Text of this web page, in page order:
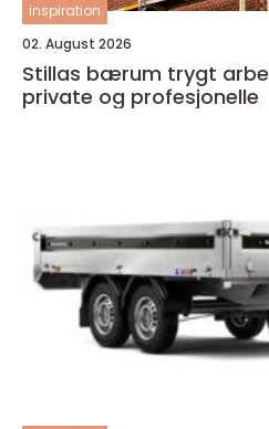
inspiration
02. August 2026
Stillas bærum trygt arbeid i høyden for
private og profesjonelle